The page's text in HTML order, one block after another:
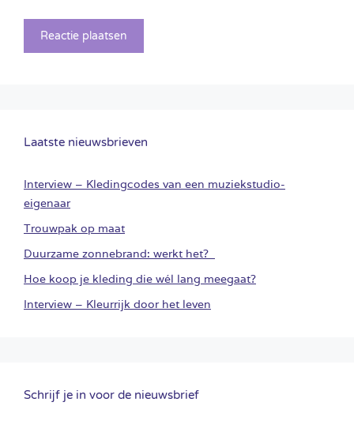
Laatste nieuwsbrieven
Interview – Kledingcodes van een muziekstudio-
eigenaar
Trouwpak op maat
Duurzame zonnebrand: werkt het?
Hoe koop je kleding die wél lang meegaat?
Interview – Kleurrijk door het leven
Schrijf je in voor de nieuwsbrief